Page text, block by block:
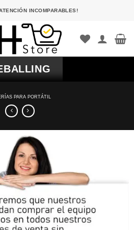
INCOMPARABLES!
PARA PORTÁTIL